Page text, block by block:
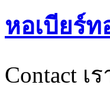
หอเบียร์ท
Contact เ